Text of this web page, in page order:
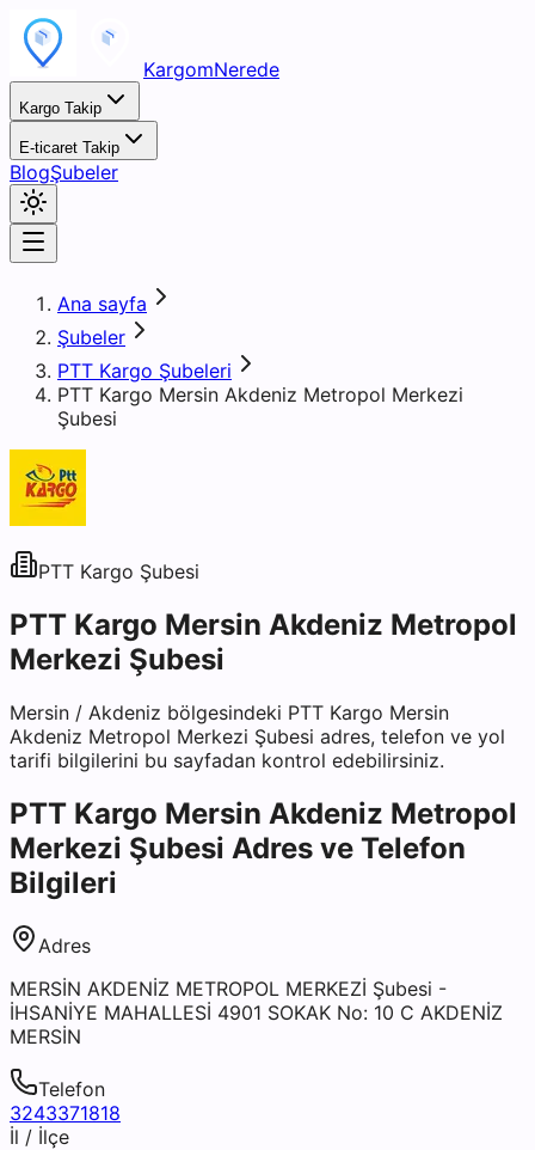
KargomNerede
Kargo Takip
E-ticaret Takip
BlogŞubeler
Ana sayfa
Şubeler
PTT Kargo Şubeleri
PTT Kargo Mersin Akdeniz Metropol Merkezi
Şubesi
PTT Kargo Şubesi
PTT Kargo Mersin Akdeniz Metropol
Merkezi Şubesi
Mersin / Akdeniz bölgesindeki PTT Kargo Mersin
Akdeniz Metropol Merkezi Şubesi adres, telefon ve yol
tarifi bilgilerini bu sayfadan kontrol edebilirsiniz.
PTT Kargo Mersin Akdeniz Metropol
Merkezi Şubesi Adres ve Telefon
Bilgileri
Adres
MERSİN AKDENİZ METROPOL MERKEZİ Şubesi -
İHSANİYE MAHALLESİ 4901 SOKAK No: 10 C AKDENİZ
MERSİN
Telefon
3243371818
İl / İlçe